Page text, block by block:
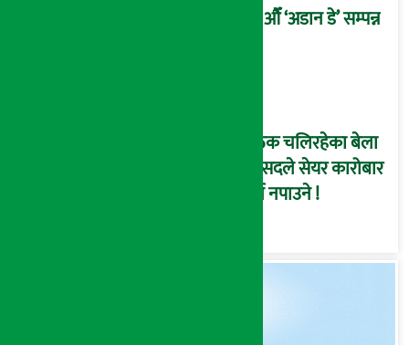
२१औँ ‘अडान डे’ सम्पन्न
बैठक चलिरहेका बेला
सांसदले सेयर कारोबार
गर्न नपाउने !